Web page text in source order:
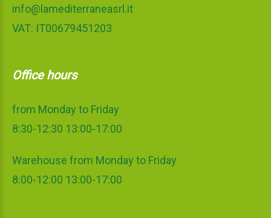
info@lamediterraneasrl.it
VAT: IT00679451203
Office hours
from Monday to Friday
8:30-12:30 13:00-17:00
Warehouse from Monday to Friday
8:00-12:00 13:00-17:00